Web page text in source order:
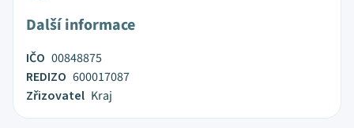
Další informace
IČO 00848875
REDIZO 600017087
Zřizovatel Kraj